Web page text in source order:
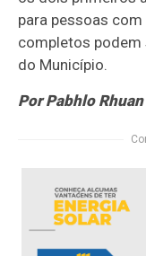
para pessoas
completos podem
do Município.
Por Pabhlo Rhuan